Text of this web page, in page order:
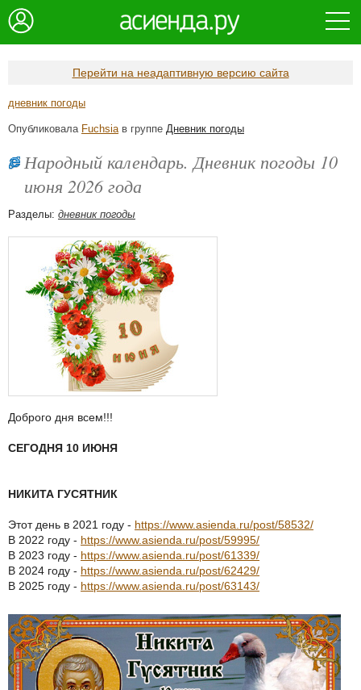
Перейти на неадаптивную версию сайта
дневник погоды
Опубликовала Fuchsiaв группе Дневник погоды
Народный календарь. Дневник погоды 10
июня 2026 года
Разделы: дневник погоды
Доброго дня всем!!!
СЕГОДНЯ 10 ИЮНЯ
НИКИТА ГУСЯТНИК
Этот день в 2021 году - https://www.asienda.ru/post/58532/
В 2022 году - https://www.asienda.ru/post/59995/
В 2023 году - https://www.asienda.ru/post/61339/
В 2024 году - https://www.asienda.ru/post/62429/
В 2025 году - https://www.asienda.ru/post/63143/